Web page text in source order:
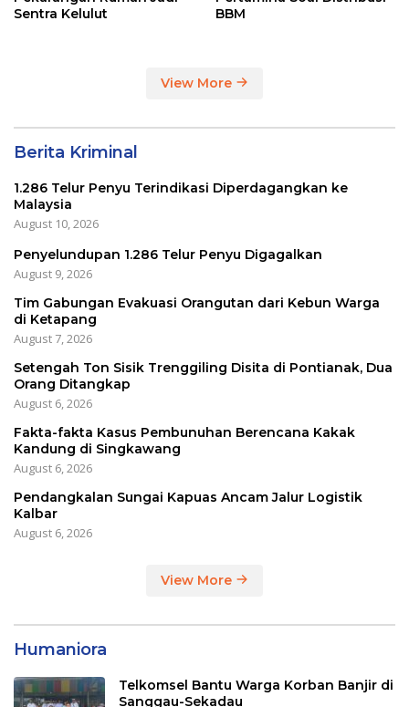
Sentra Kelulut
BBM
View More
Berita Kriminal
1.286 Telur Penyu Terindikasi Diperdagangkan ke
Malaysia
August 10, 2026
Penyelundupan 1.286 Telur Penyu Digagalkan
August 9, 2026
Tim Gabungan Evakuasi Orangutan dari Kebun Warga
di Ketapang
August 7, 2026
Setengah Ton Sisik Trenggiling Disita di Pontianak, Dua
Orang Ditangkap
August 6, 2026
Fakta-fakta Kasus Pembunuhan Berencana Kakak
Kandung di Singkawang
August 6, 2026
Pendangkalan Sungai Kapuas Ancam Jalur Logistik
Kalbar
August 6, 2026
View More
Humaniora
Telkomsel Bantu Warga Korban Banjir di
Sanggau-Sekadau